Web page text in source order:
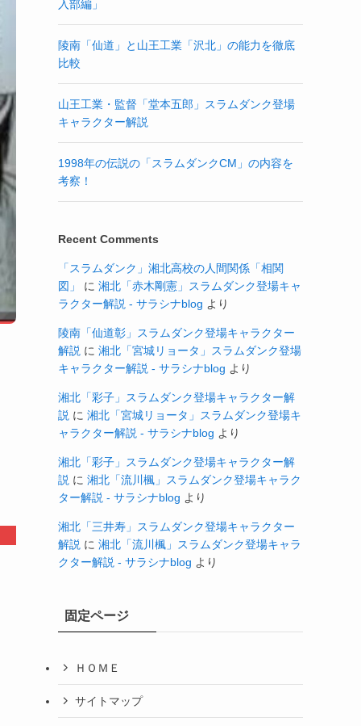
入部編」
陵南「仙道」と山王工業「沢北」の能力を徹底
比較
山王工業・監督「堂本五郎」スラムダンク登場
キャラクター解説
1998年の伝説の「スラムダンクCM」の内容を
考察！
Recent Comments
「スラムダンク」湘北高校の人間関係「相関
図」
に 湘北「赤木剛憲」スラムダンク登場キャ
ラクター解説 - サラシナblog より
陵南「仙道彰」スラムダンク登場キャラクター
解説 に 湘北「宮城リョータ」スラムダンク登場
キャラクター解説 - サラシナblog より
湘北「彩子」スラムダンク登場キャラクター解
説 に 湘北「宮城リョータ」スラムダンク登場キ
ャラクター解説 - サラシナblog より
湘北「彩子」スラムダンク登場キャラクター解
説 に 湘北「流川楓」スラムダンク登場キャラク
ター解説 - サラシナblog より
湘北「三井寿」スラムダンク登場キャラクター
解説 に 湘北「流川楓」スラムダンク登場キャラ
クター解説 - サラシナblog より
固定ページ
ＨＯＭＥ
サイトマップ